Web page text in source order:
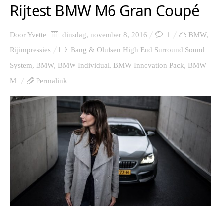
Rijtest BMW M6 Gran Coupé
DoorYvette dinsdag, november 8, 2016 1 BMW,
Rijimpressies
Bang & Olufsen High End Surround Sound
System, BMW, BMW Individual, BMW Innovation Pack, BMW
M
Permalink